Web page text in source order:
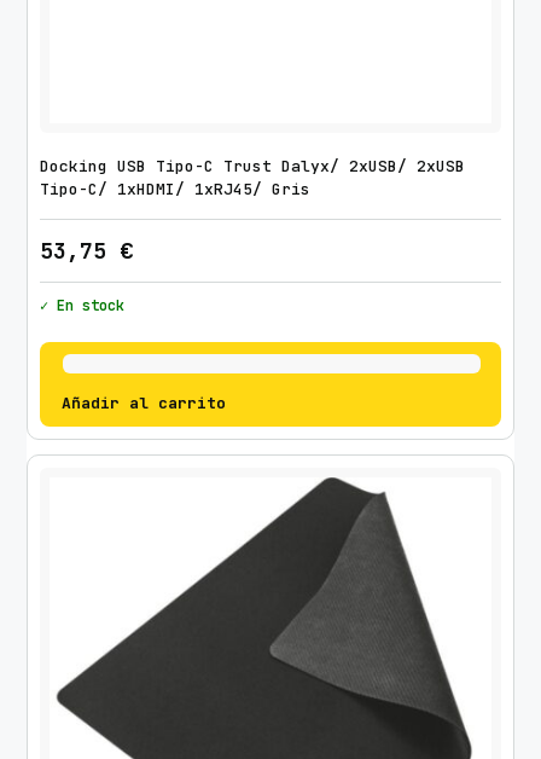
Docking USB Tipo-C Trust Dalyx/ 2xUSB/ 2xUSB
Tipo-C/ 1xHDMI/ 1xRJ45/ Gris
53,75 €
✓ En stock
Añadir al carrito